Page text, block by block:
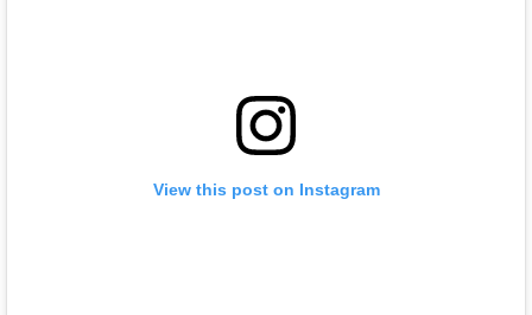
View this post on Instagram